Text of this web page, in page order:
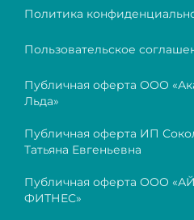
Политика
Пользовательское
Публичная оферта ООО
Льда»
Публичная оферта ИП
Татьяна Евгеньевна
Публичная оферта ООО
ФИТНЕС»